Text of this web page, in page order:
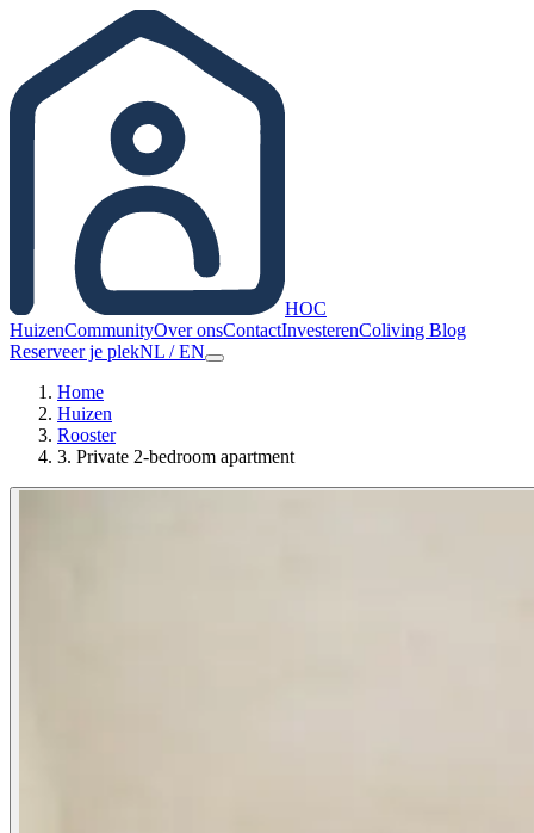
HOC
HuizenCommunityOver onsContactInvesterenColiving Blog
Reserveer je plekNL /EN
Home
Huizen
Rooster
3. Private 2-bedroom apartment